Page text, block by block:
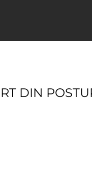
DIN